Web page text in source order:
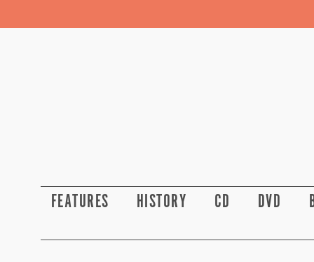
FEATURES HISTORY CD DVD